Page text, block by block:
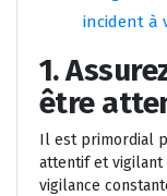
incident à
1.
être
Il est primordial
attentif et vigilant
vigilance